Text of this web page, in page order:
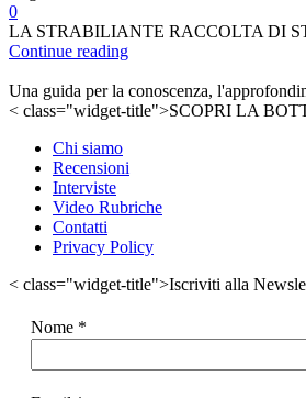
0
LA STRABILIANTE RACCOLTA DI
Continue reading
Una guida per la conoscenza,
< class="widget-title">SCOPRI LA
Chi siamo
Recensioni
Interviste
Video Rubriche
Contatti
Privacy Policy
< class="widget-title">Iscriviti alla
Nome *